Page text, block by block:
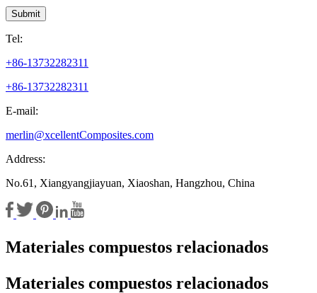
Submit
Tel:
+86-13732282311
+86-13732282311
E-mail:
merlin@xcellentComposites.com
Address:
No.61, Xiangyangjiayuan, Xiaoshan, Hangzhou, China
Materiales compuestos relacionados
Materiales compuestos relacionados